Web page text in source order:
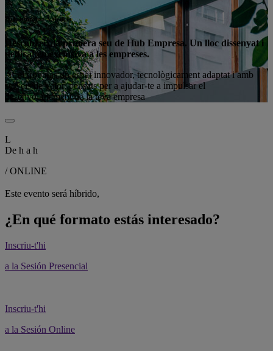
Hub Empresa València
Descobreix la primera seu de Hub Empresa. Un lloc dissenyat i
dedicat en exclusiva a les empreses.
Aquí trobaràs un espai innovador, tecnològicament adaptat i amb
serveis de valor, pensats per a ajudar-te a impulsar el
desenvolupament de la teva empresa
L
De h a h
/ ONLINE
Este evento será híbrido,
¿En qué formato estás interesado?
Inscriu-t'hi
a la Sesión Presencial
Inscriu-t'hi
a la Sesión Online